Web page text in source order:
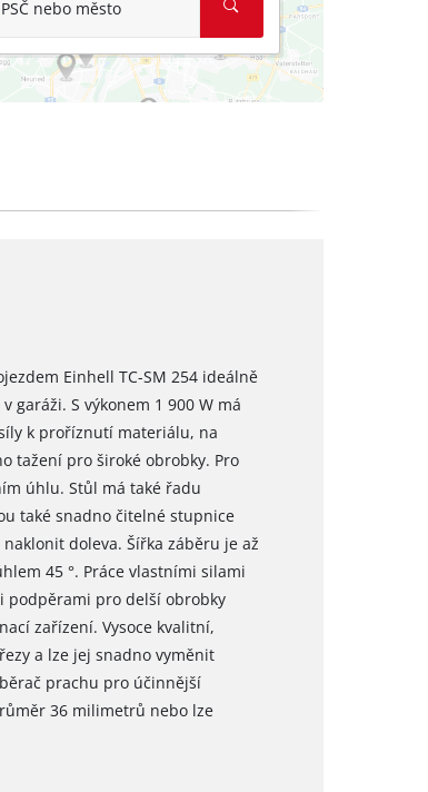
PSČ nebo město
Einhell TC-SM 254 ideálně
garáži. S výkonem 1 900 W má
k proříznutí materiálu, na
tažení pro široké obrobky. Pro
úhlu. Stůl má také řadu
také snadno čitelné stupnice
doleva. Šířka záběru je až
45 °. Práce vlastními silami
podpěrami pro delší obrobky
zařízení. Vysoce kvalitní,
a lze jej snadno vyměnit
prachu pro účinnější
36 milimetrů nebo lze